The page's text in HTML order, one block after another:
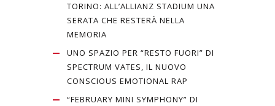
TORINO: ALL’ALLIANZ STADIUM UNA
SERATA CHE RESTERÀ NELLA
MEMORIA
UNO SPAZIO PER “RESTO FUORI” DI
SPECTRUM VATES, IL NUOVO
CONSCIOUS EMOTIONAL RAP
“FEBRUARY MINI SYMPHONY” DI